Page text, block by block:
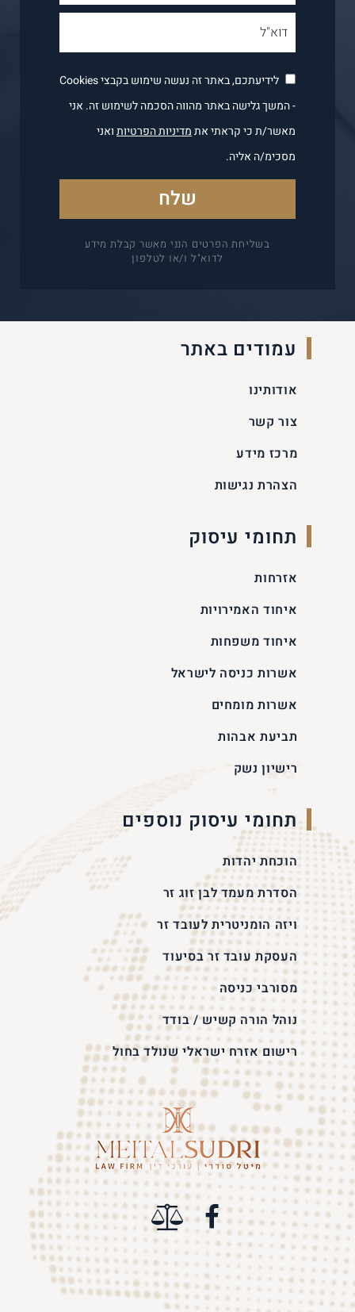
לידיעתכם, באתר זה נעשה שימוש בקבצי Cookies
- המשך גלישה באתר מהווה הסכמה לשימוש זה. אני
מאשר/ת כי קראתי אתמדיניות הפרטיותואני
מסכימ/ה אליה.
בשליחת הפרטים הנני מאשר קבלת מידע
לדוא"ל ו/או לטלפון
עמודים באתר
אודותינו
צור קשר
מרכז מידע
הצהרת נגישות
תחומי עיסוק
אזרחות
איחוד האמירויות
איחוד משפחות
אשרות כניסה לישראל
אשרות מומחים
תביעת אבהות
רישיון נשק
תחומי עיסוק נוספים
הוכחת יהדות
הסדרת מעמד לבן זוג זר
ויזה הומניטרית לעובד זר
העסקת עובד זר בסיעוד
מסורבי כניסה
נוהל הורה קשיש / בודד
רישום אזרח ישראלי שנולד בחול